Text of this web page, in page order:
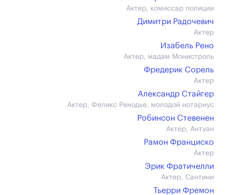
Актер, комиссар полиции
Димитри Радочевич
Актер
Изабель Рено
Актер, мадам Монистроль
Фредерик Сорель
Актер
Александр Стайгер
Актер, Феликс Ренодье, молодой нотариус
Робинсон Стевенен
Актер, Антуан
Рамон Франциско
Актер
Эрик Фратичелли
Актер, Сантини
Тьерри Фремон